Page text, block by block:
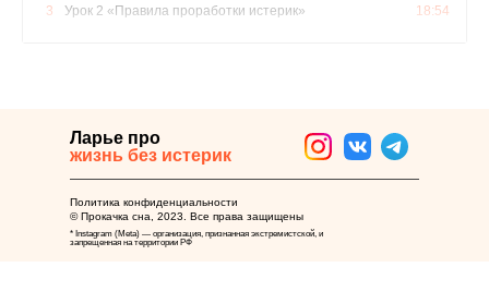
3 Урок 2 «Правила проработки истерик» 18:54
Урок 5 «Разбор кейсов»
Урок 6 «Нюансы общения с высокочувствительными
детьми»
Политика конфиденциальности
© Прокачка сна, 2023. Все права защищены
* Instagram (Meta) — организация, признанная экстремистской, и
запрещенная на территории РФ
Ларье про
жизнь без истерик